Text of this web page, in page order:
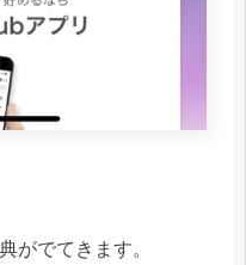
がでてきます。